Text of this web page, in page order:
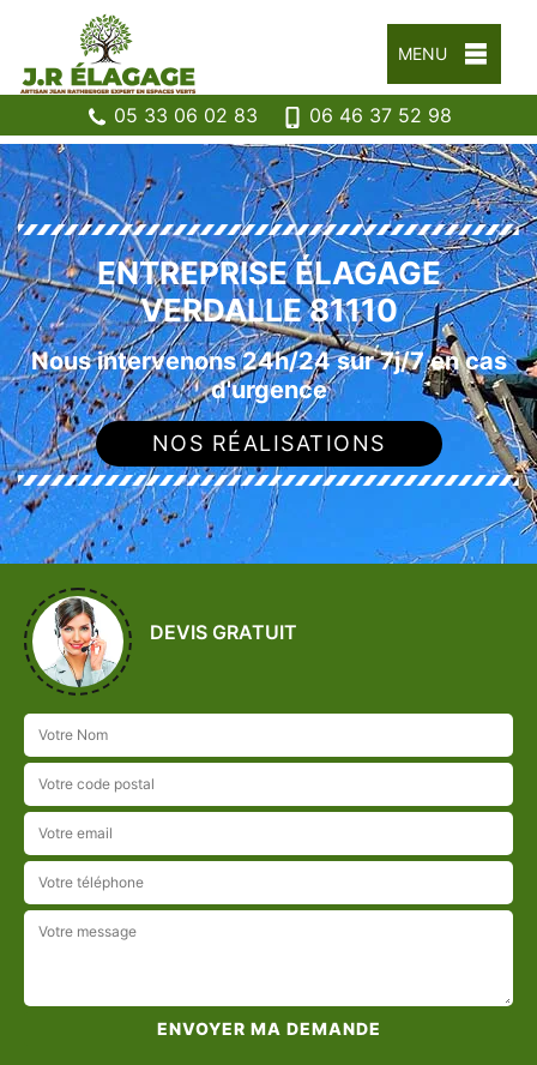
MENU
05 33 06 02 83 06 46 37 52 98
ENTREPRISE ÉLAGAGE
VERDALLE 81110
Nous intervenons 24h/24 sur 7j/7 en cas
d'urgence
NOS RÉALISATIONS
DEVIS GRATUIT